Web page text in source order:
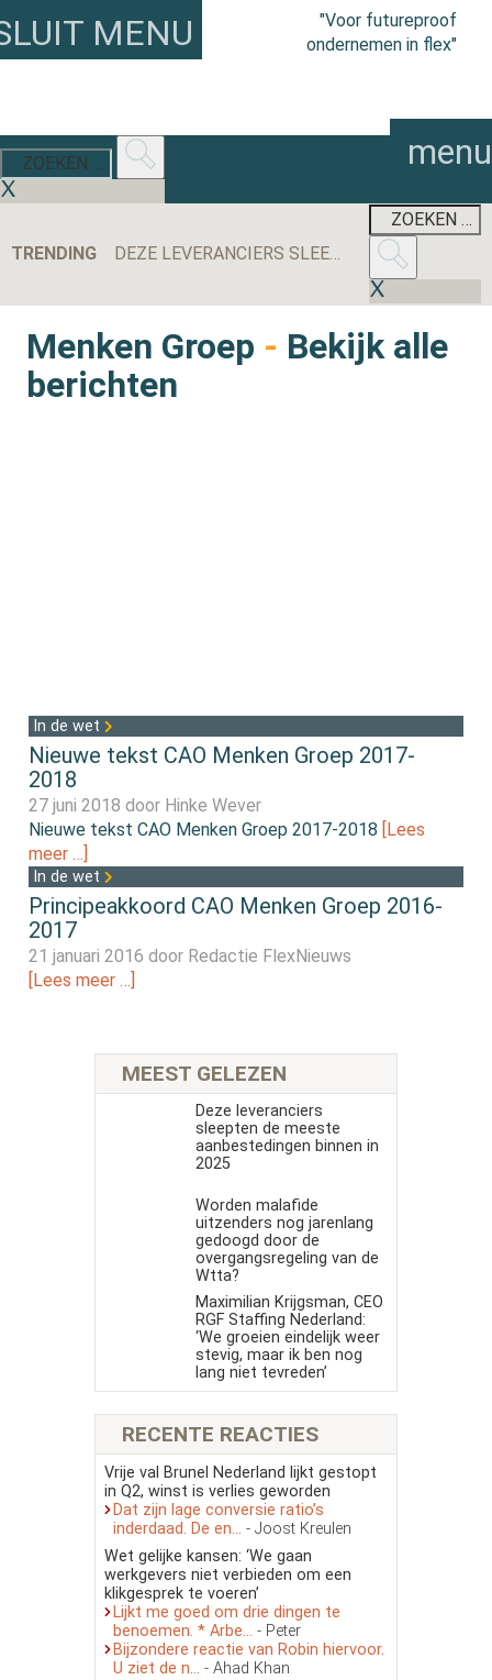
"Voor futureproof
ondernemen in flex"
MENU
menu
TRENDING DEZE LEVERANCIERS SLEEPTEN DE MEESTE AANBESTEDINGEN BINNEN IN 2025
Menken Groep - Bekijk alle
berichten
In de wet
Nieuwe tekst CAO Menken Groep 2017-
2018
27 juni 2018 door Hinke Wever
Nieuwe tekst CAO Menken Groep 2017-2018
[Lees
meer …]
In de wet
Principeakkoord CAO Menken Groep 2016-
2017
21 januari 2016 door Redactie FlexNieuws
[Lees meer …]
MEEST GELEZEN
Deze leveranciers
sleepten de meeste
aanbestedingen binnen in
2025
Worden malafide
uitzenders nog jarenlang
gedoogd door de
overgangsregeling van de
Wtta?
Maximilian Krijgsman, CEO
RGF Staffing Nederland:
‘We groeien eindelijk weer
stevig, maar ik ben nog
lang niet tevreden’
RECENTE REACTIES
Vrije val Brunel Nederland lijkt gestopt
in Q2, winst is verlies geworden
Dat zijn lage conversie ratio’s
inderdaad. De en... - Joost Kreulen
Wet gelijke kansen: ‘We gaan
werkgevers niet verbieden om een
klikgesprek te voeren’
Lijkt me goed om drie dingen te
benoemen. * Arbe... - Peter
Bijzondere reactie van Robin hiervoor.
U ziet de n... - Ahad Khan